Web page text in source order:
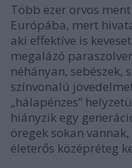
Több ezer orvos
Európába, mert
aki effektíve is
megalázó
néhányan, sebészek,
színvonalú
„hálapénzes”
hiányzik egy
öregek sokan
életerős középréteg